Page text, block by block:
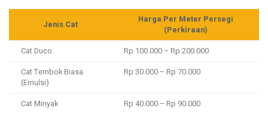
Jenis Cat
Harga Per Meter Persegi
(Perkiraan)
Cat Duco
Rp 100.000 – Rp 200.000
Cat Tembok Biasa
(Emulsi)
Rp 30.000 – Rp 70.000
Cat Minyak Rp 40.000 – Rp 90.000